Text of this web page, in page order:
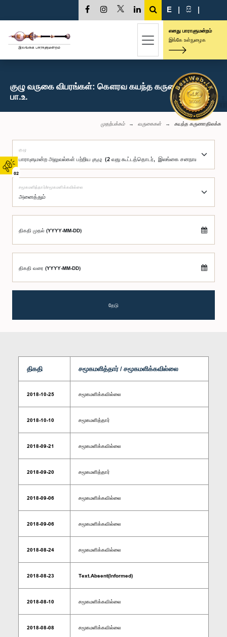
02
E | සි |
எனது பாராளுமன்றம்
இங்கே உள்நுழைக
குழு வருகை விபரங்கள்: கௌரவ கயந்த கருணாதிலக்க,
பா.உ.
முதற்பக்கம் வருகைகள் கயந்த கருணாதிலக்க
குழு
சமூகமளித்தார்/சமூகமளிக்கவில்லை
திகதி முதல் (YYYY-MM-DD)
திகதி வரை (YYYY-MM-DD)
தேடு
திகதி சமூகமளித்தார் / சமூகமளிக்கவில்லை
2018-10-25 சமூகமளிக்கவில்லை
2018-10-10 சமூகமளித்தார்
2018-09-21 சமூகமளிக்கவில்லை
2018-09-20 சமூகமளித்தார்
2018-09-06 சமூகமளிக்கவில்லை
2018-09-06 சமூகமளிக்கவில்லை
2018-08-24 சமூகமளிக்கவில்லை
2018-08-23 Text.Absent(Informed)
2018-08-10 சமூகமளிக்கவில்லை
2018-08-08 சமூகமளிக்கவில்லை